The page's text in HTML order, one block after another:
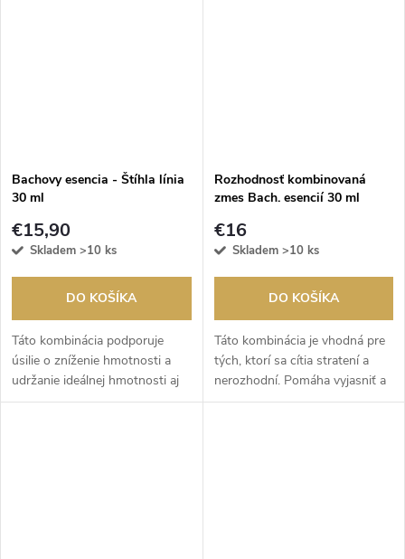
Bachovy esencia - Štíhla línia
30 ml
€15,90
Skladem >10 ks
DO KOŠÍKA
Táto kombinácia podporuje
úsilie o zníženie hmotnosti a
udržanie ideálnej hmotnosti aj
po diéte. Kombinácia posilňuje
Rozhodnosť kombinovaná
zmes Bach. esencií 30 ml
€16
Skladem >10 ks
DO KOŠÍKA
Táto kombinácia je vhodná pre
tých, ktorí sa cítia stratení a
nerozhodní. Pomáha vyjasniť a
sprehľadniť váš pohľad na svet.